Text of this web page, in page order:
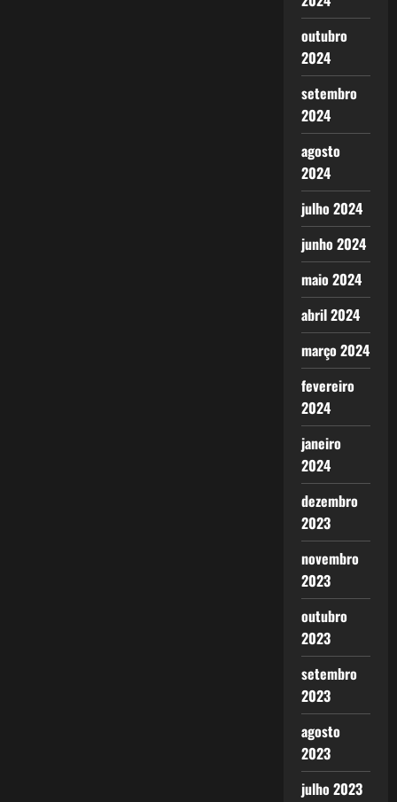
outubro
2024
setembro
2024
agosto
2024
julho 2024
junho 2024
maio 2024
abril 2024
março 2024
fevereiro
2024
janeiro
2024
dezembro
2023
novembro
2023
outubro
2023
setembro
2023
agosto
2023
julho 2023